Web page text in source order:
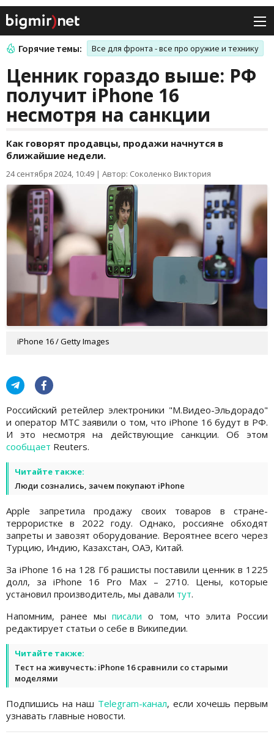
Горячие темы: Все для фронта - все про оружие и технику
Ценник гораздо выше: РФ
получит iPhone 16
несмотря на санкции
Как говорят продавцы, продажи начнутся в
ближайшие недели.
24 сентября 2024, 10:49 | Автор: Соколенко Виктория
iPhone 16 / Getty Images
Российский ретейлер электроники "М.Видео-Эльдорадо"
и оператор МТС заявили о том, что iPhone 16 будут в РФ.
И это несмотря на действующие санкции. Об этом
сообщает Reuters.
Читайте также:
Люди сознались, зачем покупают iPhone
Apple запретила продажу своих товаров в стране-
террористке в 2022 году. Однако, россияне обходят
запреты и завозят оборудование. Вероятнее всего через
Турцию, Индию, Казахстан, ОАЭ, Китай.
За iPhone 16 на 128 Гб рашисты поставили ценник в 1225
долл, за iPhone 16 Pro Max – 2710. Цены, которые
установил производитель, мы давали тут.
Напомним, ранее мыписали о том, что элита России
редактирует статьи о себе в Википедии.
Читайте также:
Тест на живучесть: iPhone 16 сравнили со старыми
моделями
Подпишись на наш Telegram-канал, если хочешь первым
узнавать главные новости.